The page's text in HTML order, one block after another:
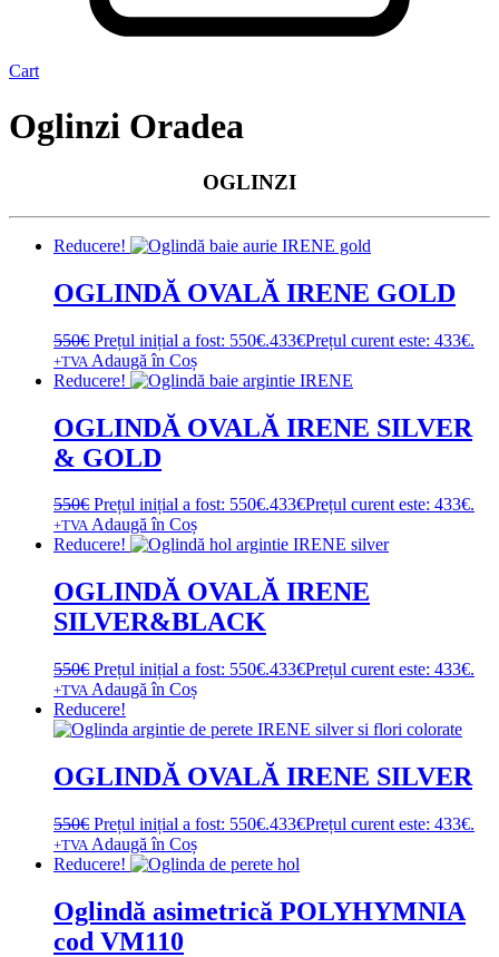
Cart
Oglinzi Oradea
OGLINZI
Reducere!
OGLINDĂ OVALĂ IRENE GOLD
550€ Prețul inițial a fost: 550€.433€Prețul curent este: 433€.
+TVA Adaugă în Coș
Reducere!
OGLINDĂ OVALĂ IRENE SILVER
& GOLD
550€ Prețul inițial a fost: 550€.433€Prețul curent este: 433€.
+TVA Adaugă în Coș
Reducere!
OGLINDĂ OVALĂ IRENE
SILVER&BLACK
550€ Prețul inițial a fost: 550€.433€Prețul curent este: 433€.
+TVA Adaugă în Coș
Reducere!
OGLINDĂ OVALĂ IRENE SILVER
550€ Prețul inițial a fost: 550€.433€Prețul curent este: 433€.
+TVA Adaugă în Coș
Reducere!
Oglindă asimetrică POLYHYMNIA
cod VM110